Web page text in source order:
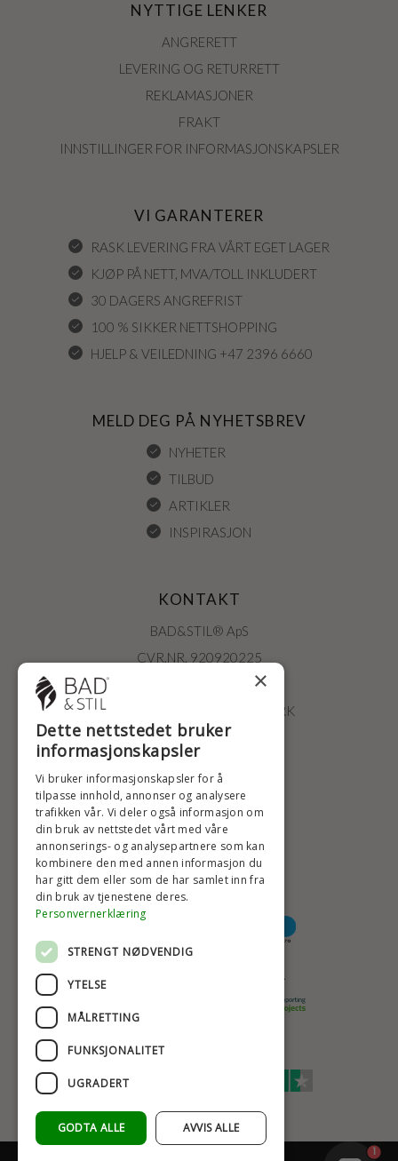
NYTTIGE LENKER
ANGRERETT
LEVERING OG RETURRETT
REKLAMASJONER
FRAKT
INNSTILLINGER FOR INFORMASJONSKAPSLER
VI GARANTERER
RASK LEVERING FRA VÅRT EGET LAGER
KJØP PÅ NETT, MVA/TOLL INKLUDERT
30 DAGERS ANGREFRIST
100 % SIKKER NETTSHOPPING
HJELP & VEILEDNING +47 2396 6660
MELD DEG PÅ NYHETSBREV
NYHETER
TILBUD
ARTIKLER
INSPIRASJON
KONTAKT
BAD&STIL® ApS
CVR.NR. 920920225
ØSTERBROGADE 202
2100 KØBENHAVN • DANMARK
+47 2396 6660
BADSTIL@BADSTIL.NO
HØYESTE KREDITTVURD
BETALINGSALTERNATIVER
TRYGG OG SIKKER NETTHANDEL
TRUSTSCORE 4,7
×
Dette nettstedet bruker
informasjonskapsler
Vi bruker informasjonskapsler for å
tilpasse innhold, annonser og analysere
trafikken vår. Vi deler også informasjon om
din bruk av nettstedet vårt med våre
annonserings- og analysepartnere som kan
kombinere den med annen informasjon du
har gitt dem eller som de har samlet inn fra
din bruk av tjenestene deres.
Personvernerklæring
STRENGT NØDVENDIG
YTELSE
MÅLRETTING
FUNKSJONALITET
UGRADERT
GODTA ALLE AVVIS ALLE
1